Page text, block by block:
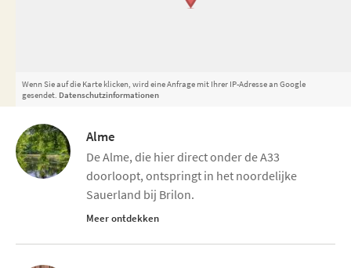
Wenn Sie auf die Karte klicken, wird eine Anfrage mit Ihrer IP-Adresse an Google
gesendet. Datenschutzinformationen
Alme
De Alme, die hier direct onder de A33
doorloopt, ontspringt in het noordelijke
Sauerland bij Brilon.
Meer ontdekken